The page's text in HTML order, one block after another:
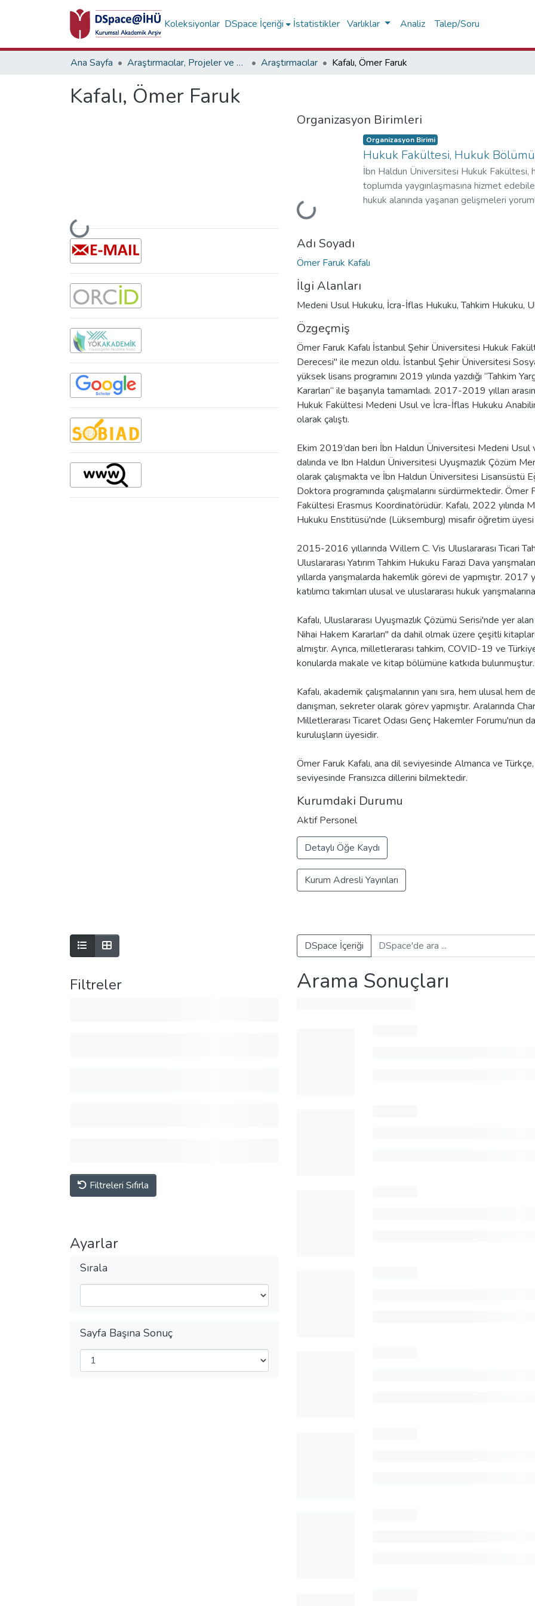
Koleksiyonlar DSpace İçeriği İstatistikler Varlıklar Analiz Talep/Soru
Ana Sayfa Araştırmacılar, Projeler ve Birimler Araştırmacılar Kafalı, Ömer Faruk
Kafalı, Ömer Faruk
Yükleniyor...
Organizasyon Birimleri
Yükleniyor...
Organizasyon Birimi
Hukuk Fakültesi, Hukuk Bölümü
İbn Haldun Üniversitesi Hukuk Fakültesi,
toplumda yaygınlaşmasına hizmet
hukuk alanında yaşanan gelişmeleri
Adı Soyadı
Ömer Faruk Kafalı
İlgi Alanları
Medeni Usul Hukuku, İcra-İflas Hukuku, Tahkim Hukuku,
Özgeçmiş
Ömer Faruk Kafalı İstanbul Şehir Üniversitesi Hukuk
Derecesi" ile mezun oldu. İstanbul Şehir Üniversitesi
yüksek lisans programını 2019 yılında yazdığı “Tahkim
Kararları“ ile başarıyla tamamladı. 2017-2019 yılları
Hukuk Fakültesi Medeni Usul ve İcra-İflas Hukuku
olarak çalıştı.
Ekim 2019’dan beri İbn Haldun Üniversitesi Medeni
dalında ve Ibn Haldun Üniversitesi Uyuşmazlık Çözüm
olarak çalışmakta ve İbn Haldun Üniversitesi Lisansüstü
Doktora programında çalışmalarını sürdürmektedir. Ömer
Fakültesi Erasmus Koordinatörüdür. Kafalı, 2022 yılında
Hukuku Enstitüsü'nde (Lüksemburg) misafir öğretim
2015-2016 yıllarında Willem C. Vis Uluslararası Ticari
Uluslararası Yatırım Tahkim Hukuku Farazi Dava
yıllarda yarışmalarda hakemlik görevi de yapmıştır. 2017
katılımcı takımları ulusal ve uluslararası hukuk
Kafalı, Uluslararası Uyuşmazlık Çözümü Serisi'nde yer
Nihai Hakem Kararları" da dahil olmak üzere çeşitli
almıştır. Ayrıca, milletlerarası tahkim, COVID-19 ve
konularda makale ve kitap bölümüne katkıda bulunmuştur.
Kafalı, akademik çalışmalarının yanı sıra, hem ulusal hem
danışman, sekreter olarak görev yapmıştır. Aralarında
Milletlerarası Ticaret Odası Genç Hakemler Forumu'nun
kuruluşların üyesidir.
Ömer Faruk Kafalı, ana dil seviyesinde Almanca ve
seviyesinde Fransızca dillerini bilmektedir.
Kurumdaki Durumu
Aktif Personel
Detaylı Öğe Kaydı
Kurum Adresli Yayınları
Filtreler
Filtreleri Sıfırla
Ayarlar
Sırala
Sayfa Başına Sonuç
DSpace İçeriği
Arama Sonuçları